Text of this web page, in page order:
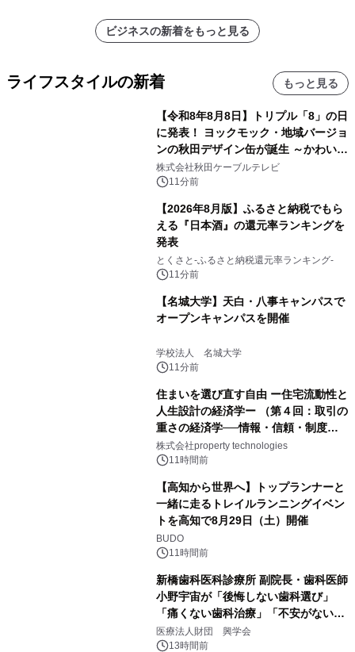
ビジネスの新着をもっと見る
ライフスタイルの新着 もっと見る
【令和8年8月8日】トリプル「8」の日
に発表！ ヨックモック・地域バージョ
ンの秋田デザイン缶が誕生 ～かわいい
秋田犬の子犬と秋田の四季と名所を巡
るパッケージ～ 9月1日(火)秋田県内で
株式会社秋田ケーブルテレビ
11分前
【2026年8月版】ふるさと納税でもら
える『日本酒』の還元率ランキングを
発表
とくさと-ふるさと納税還元率ランキング-
11分前
【名城大学】天白・八事キャンパスで
オープンキャンパスを開催
学校法人 名城大学
11分前
住まいを選び直す自由 ー住宅流動性と
人生設計の経済学ー （第４回：取引の
重さの経済学──情報・信頼・制度を
PropTechはどう組み替えるか）｜
PropTech-Lab
株式会社property technologies
11時間前
【高知から世界へ】トップランナーと
一緒に走るトレイルランニングイベン
トを高知で8月29日（土）開催
BUDO
11時間前
新橋歯科医科診療所 副院長・歯科医師
小野宇宙が「後悔しない歯科選び」
「痛くない歯科治療」「不安がない治
療計画」をテーマに専門監修
医療法人財団 興学会
13時間前